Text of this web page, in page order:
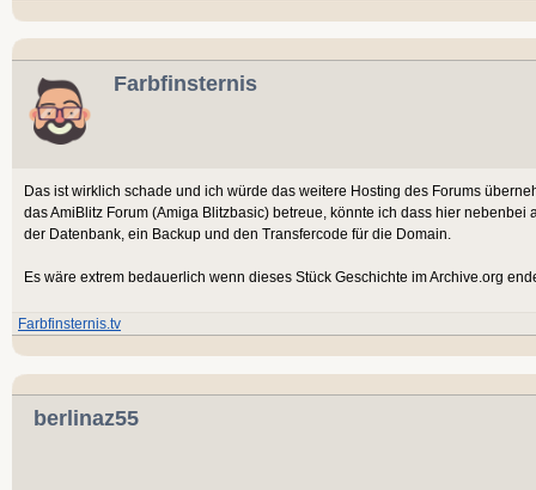
Farbfinsternis
Das ist wirklich schade und ich würde das weitere Hosting des Forums
das AmiBlitz Forum (Amiga Blitzbasic) betreue, könnte ich dass hier
der Datenbank, ein Backup und den Transfercode für die Domain.
Es wäre extrem bedauerlich wenn dieses Stück Geschichte im Archive.org
Farbfinsternis.tv
berlinaz55